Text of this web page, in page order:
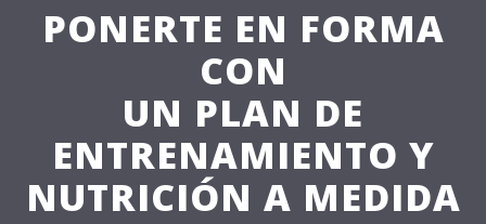
PONERTE EN FORMA
CON
UN PLAN DE
ENTRENAMIENTO Y
NUTRICIÓN A MEDIDA